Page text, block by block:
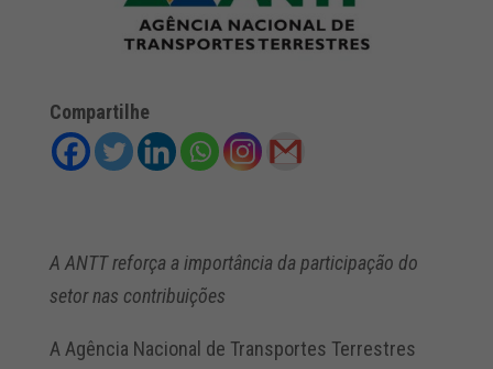
Compartilhe
A ANTT reforça a importância da participação do
setor nas contribuições
A Agência Nacional de Transportes Terrestres